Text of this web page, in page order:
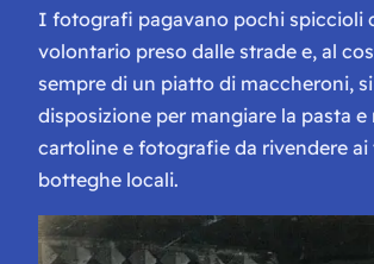
I fotografi pagavano pochi spiccioli
volontario preso dalle strade e, al
sempre di un piatto di maccheroni,
disposizione per mangiare la pasta e
cartoline e fotografie da rivendere
botteghe locali.